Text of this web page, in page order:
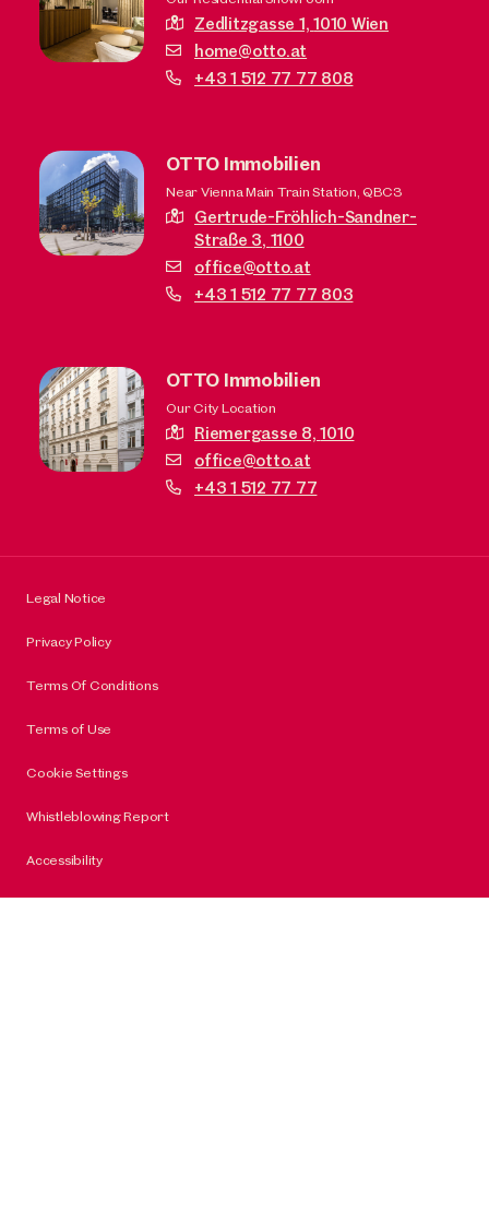
Zedlitzgasse 1,1010 Wien
home@otto.at
+43 1 512 77 77 808
OTTO Immobilien
Near Vienna Main Train Station, QBC3
Gertrude-Fröhlich-Sandner-
Straße 3, 1100
office@otto.at
+43 1 512 77 77 803
OTTO Immobilien
Our City Location
Riemergasse 8,1010
office@otto.at
+43 1 512 77 77
Legal Notice
Privacy Policy
Terms Of Conditions
Terms of Use
Cookie Settings
Whistleblowing Report
Accessibility